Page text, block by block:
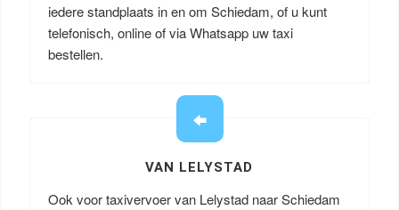
iedere standplaats in en om Schiedam, of u kunt
telefonisch, online of via Whatsapp uw taxi
bestellen.
VAN LELYSTAD
Ook voor taxivervoer van Lelystad naar Schiedam